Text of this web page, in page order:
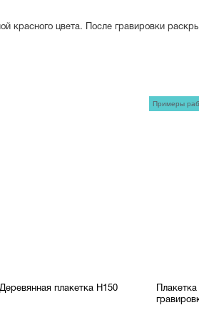
красного цвета. После гравировки
Деревянная плакетка H150
Примеры